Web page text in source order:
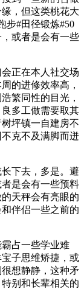
，但这类桃花大
步#田径锻炼#50
或者是会有一些
正在本人社交场
的进修效率高，
繁同性的目光，
多工做需要取其
坪镇一自建房不
克不及满脚而迸
下去，多是。避
是会有一些预料
天秤会有亮眼的
伴侣一些之前的
占一些学业难
子思维矫捷，或
想静静，这种矛
别和长辈相关的